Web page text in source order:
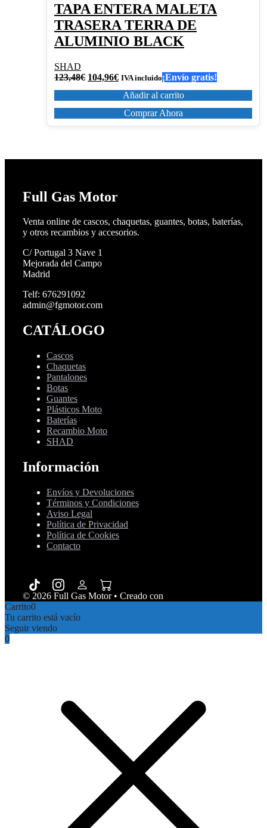
TAPA ENTERA MALETA
TRASERA TERRA DE
ALUMINIO BLACK
SHAD
123,48€ El
era:
123,48€.
104,96€El
actual
es:
104,96€.
IVA incluido¡Envío gratis!
Añadir al carrito
Comprar Ahora
Full Gas Motor
Venta online de cascos, chaquetas, guantes, botas, baterías,
y otros recambios y accesorios.
C/ Portugal 3 Nave 1
Mejorada del Campo
Madrid
Telf: 676291092
admin@fgmotor.com
CATÁLOGO
Cascos
Chaquetas
Pantalones
Botas
Guantes
Plásticos Moto
Baterías
Recambio Moto
SHAD
Información
Envíos y Devoluciones
Términos y Condiciones
Aviso Legal
Política de Privacidad
Política de Cookies
Contacto
© 2026 Full Gas Motor• Creado con
Carrito0
Tu carrito está vacío
Seguir viendo
0